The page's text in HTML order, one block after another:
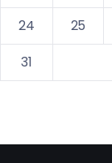
24
25
31